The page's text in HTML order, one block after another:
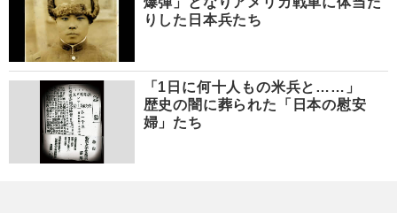
りした日本兵たち
「1日に何十人もの米兵と……」
歴史の闇に葬られた「日本の慰安
婦」たち